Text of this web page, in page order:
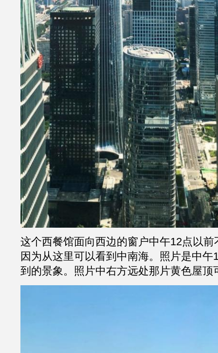
这个西餐馆面向西边的窗户中午12点以
因为从这里可以看到中南海。照片是中午
到的景象。照片中右方远处那片黄色屋顶